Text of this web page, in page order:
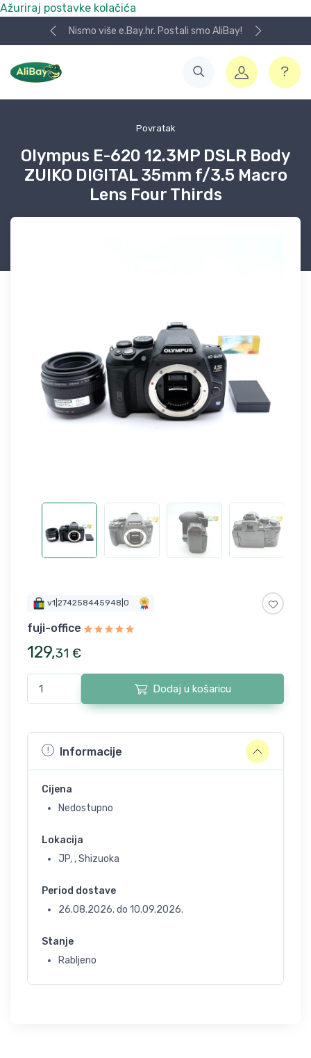
Ažuriraj postavke kolačića
Nismo više e.Bay.hr. Postali smo AliBay!
Povratak
Olympus E-620 12.3MP DSLR Body
ZUIKO DIGITAL 35mm f/3.5 Macro
Lens Four Thirds
v1|274258445948|0
fuji-office
129,31 €
Dodaj u košaricu
Informacije
Cijena
Nedostupno
Lokacija
JP, , Shizuoka
Period dostave
26.08.2026. do 10.09.2026.
Stanje
Rabljeno